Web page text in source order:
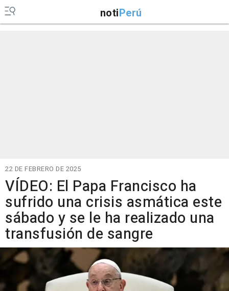
notiPerú
22 DE FEBRERO DE 2025
VÍDEO: El Papa Francisco ha
sufrido una crisis asmática este
sábado y se le ha realizado una
transfusión de sangre